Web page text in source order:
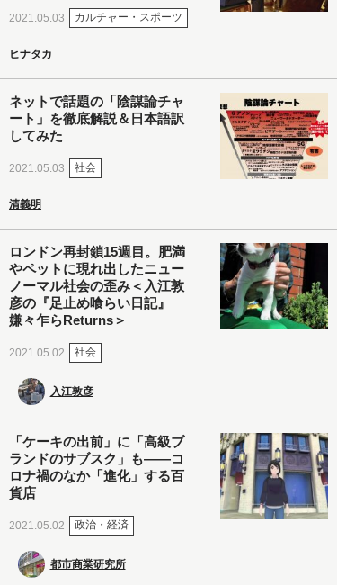
2021.05.03 カルチャー・スポーツ
ヒナタカ
ネットで話題の「陰謀論チャ
ート」を徹底解説＆日本語訳
してみた
2021.05.03 社会
清義明
ロンドン再封鎖15週目。肥満
やペットに現れ出したニュー
ノーマル社会の歪み＜入江敦
彦の『足止め喰らい日記』
嫌々乍らReturns＞
2021.05.02 社会
入江敦彦
「ケーキの出前」に「高級ブ
ランドのサブスク」も――コ
ロナ禍のなか「進化」する百
貨店
2021.05.02 政治・経済
都市商業研究所